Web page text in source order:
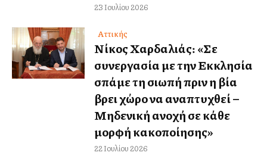
23 Ιουλίου 2026
Αττικής
Νίκος Χαρδαλιάς: «Σε
συνεργασία με την Εκκλησία
σπάμε τη σιωπή πριν η βία
βρει χώρο να αναπτυχθεί –
Μηδενική ανοχή σε κάθε
μορφή κακοποίησης»
22 Ιουλίου 2026